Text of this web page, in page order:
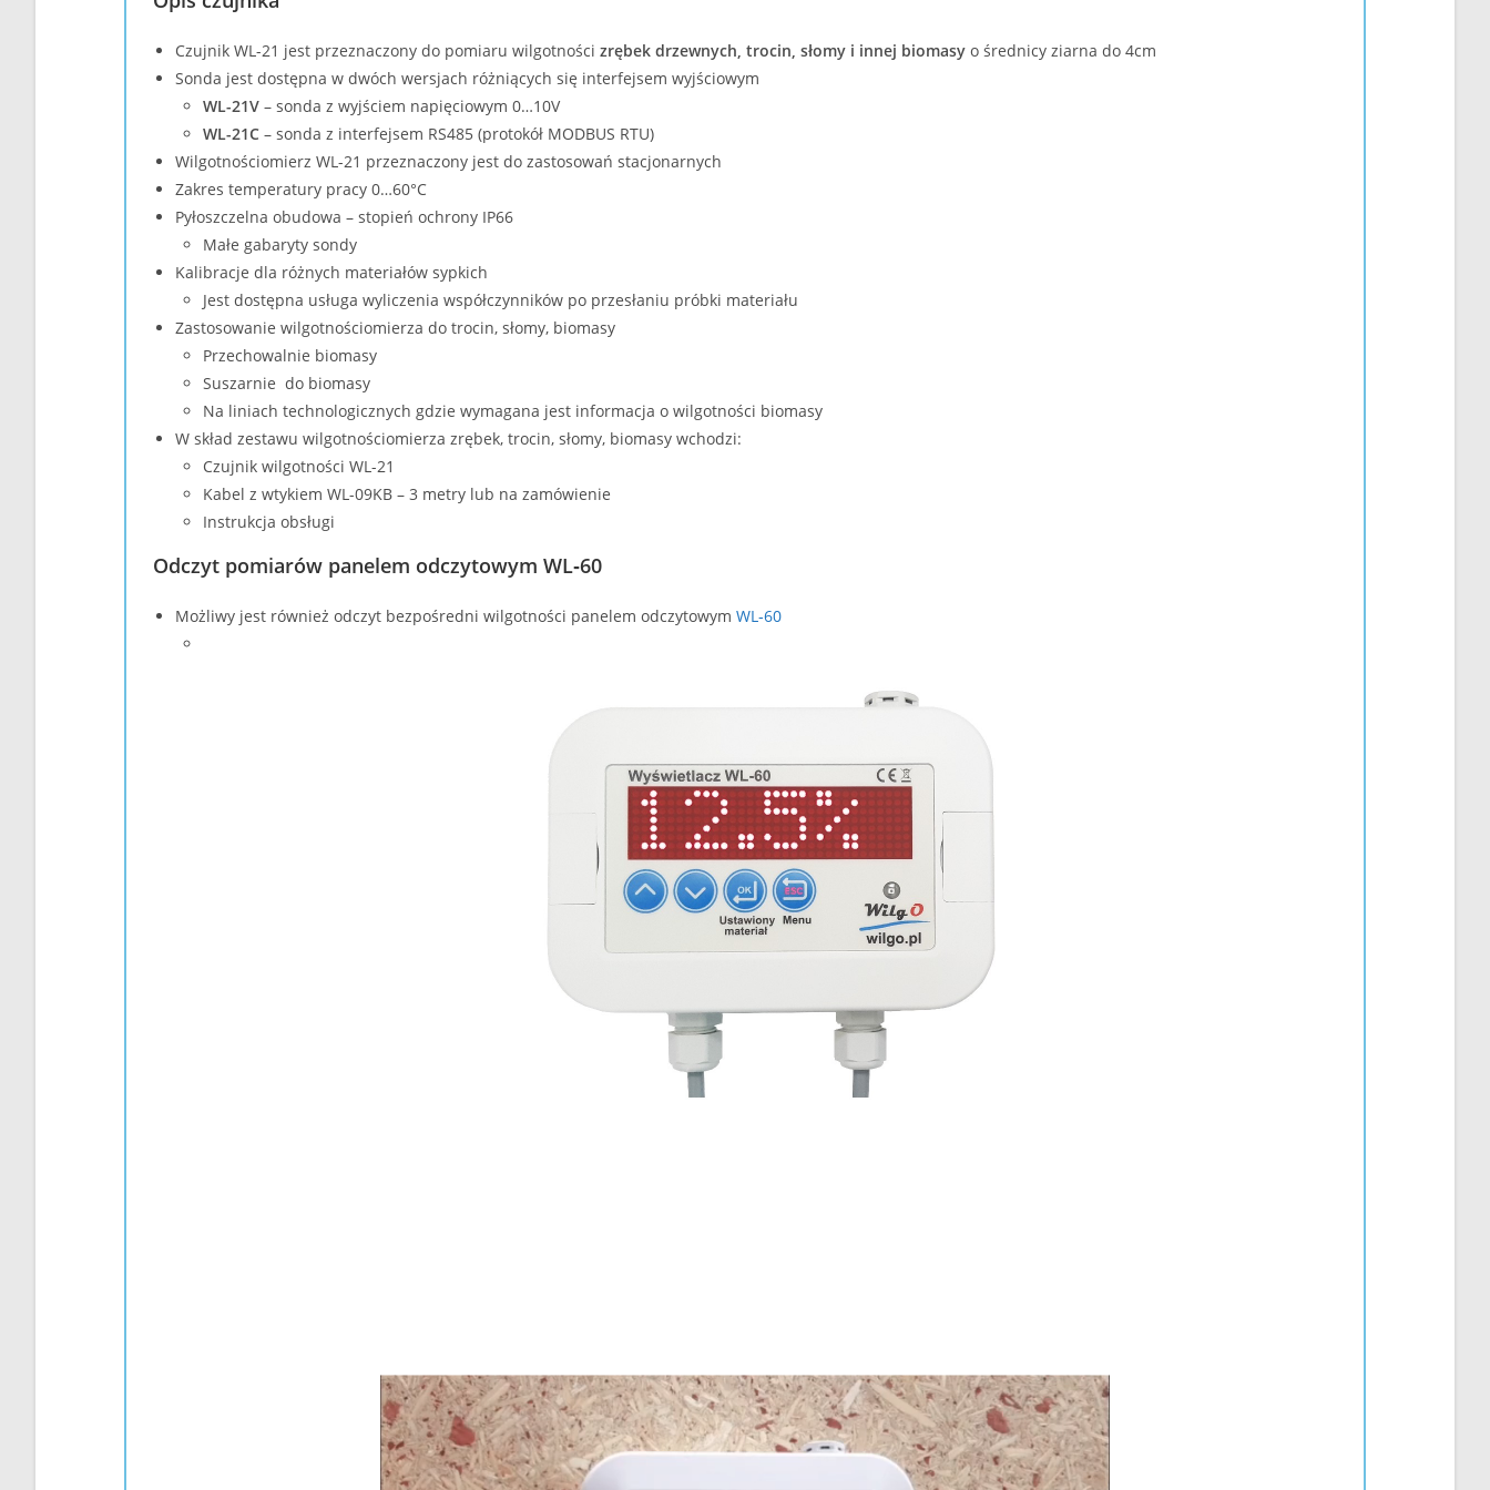
Czujnik WL-21 jest przeznaczony do pomiaru wilgotności zrębek drzewnych, trocin, słomy i innej biomasy o średnicy ziarna do 4cm
Sonda jest dostępna w dwóch wersjach różniących się interfejsem wyjściowym
WL-21V – sonda z wyjściem napięciowym 0…10V
WL-21C – sonda z interfejsem RS485 (protokół MODBUS RTU)
Wilgotnościomierz WL-21 przeznaczony jest do zastosowań stacjonarnych
Zakres temperatury pracy 0…60°C
Pyłoszczelna obudowa – stopień ochrony IP66
Małe gabaryty sondy
Kalibracje dla różnych materiałów sypkich
Jest dostępna usługa wyliczenia współczynników po przesłaniu próbki materiału
Zastosowanie wilgotnościomierza do trocin, słomy, biomasy
Przechowalnie biomasy
Suszarnie do biomasy
Na liniach technologicznych gdzie wymagana jest informacja o wilgotności biomasy
W skład zestawu wilgotnościomierza zrębek, trocin, słomy, biomasy wchodzi:
Czujnik wilgotności WL-21
Kabel z wtykiem WL-09KB – 3 metry lub na zamówienie
Instrukcja obsługi
Odczyt pomiarów panelem odczytowym WL‑60
Możliwy jest również odczyt bezpośredni wilgotności panelem odczytowym WL‑60